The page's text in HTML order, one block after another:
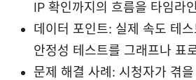
IP 확인까지의 흐름을 타임라
데이터 포인트: 실제 속도 테
안정성 테스트를 그래프나 표
문제 해결 사례: 시청자가 겪을